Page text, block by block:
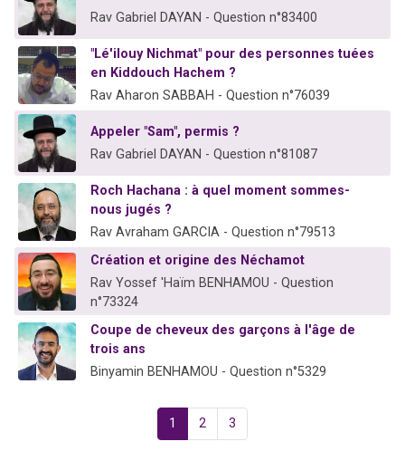
Rav Gabriel DAYAN - Question n°83400
"Lé'ilouy Nichmat" pour des personnes tuées
en Kiddouch Hachem ?
Rav Aharon SABBAH - Question n°76039
Appeler "Sam", permis ?
Rav Gabriel DAYAN - Question n°81087
Roch Hachana : à quel moment sommes-
nous jugés ?
Rav Avraham GARCIA - Question n°79513
Création et origine des Néchamot
Rav Yossef 'Haïm BENHAMOU - Question
n°73324
Coupe de cheveux des garçons à l'âge de
trois ans
Binyamin BENHAMOU - Question n°5329
1 2 3